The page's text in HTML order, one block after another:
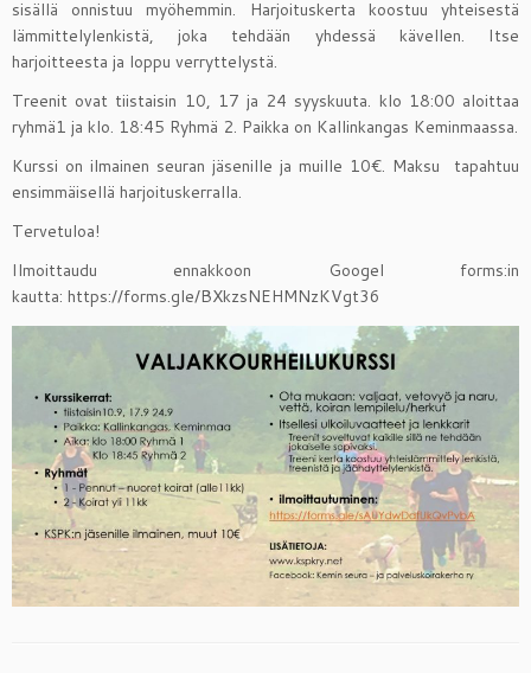
sisällä onnistuu myöhemmin. Harjoituskerta koostuu yhteisestä
lämmittelylenkistä, joka tehdään yhdessä kävellen. Itse
harjoitteesta ja loppu verryttelystä.
Treenit ovat tiistaisin 10, 17 ja 24 syyskuuta. klo 18:00 aloittaa
ryhmä1 ja klo. 18:45 Ryhmä 2. Paikka on Kallinkangas Keminmaassa.
Kurssi on ilmainen seuran jäsenille ja muille 10€. Maksu tapahtuu
ensimmäisellä harjoituskerralla.
Tervetuloa!
Ilmoittaudu ennakkoon Googel forms:in
kautta: https://forms.gle/BXkzsNEHMNzKVgt36